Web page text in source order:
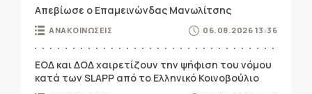
Απεβίωσε ο Επαμεινώνδας Μανωλίτσης
ΑΝΑΚΟΙΝΩΣΕΙΣ 06.08.2026 13:36
ΕΟΔ και ΔΟΔ χαιρετίζουν την ψήφιση του νόμου
κατά των SLAPP από το Ελληνικό Κοινοβούλιο